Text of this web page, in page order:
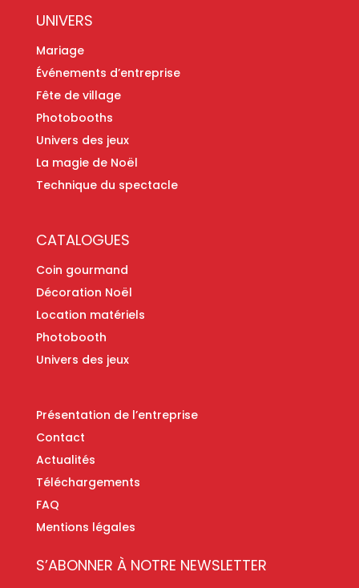
UNIVERS
Mariage
Événements d’entreprise
Fête de village
Photobooths
Univers des jeux
La magie de Noël
Technique du spectacle
CATALOGUES
Coin gourmand
Décoration Noël
Location matériels
Photobooth
Univers des jeux
Présentation de l’entreprise
Contact
Actualités
Téléchargements
FAQ
Mentions légales
S’ABONNER À NOTRE NEWSLETTER